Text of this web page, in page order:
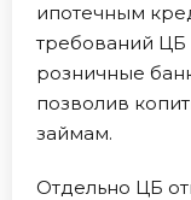
ипотечным
требований ЦБ
розничные
позволив
займам.
Отдельно ЦБ